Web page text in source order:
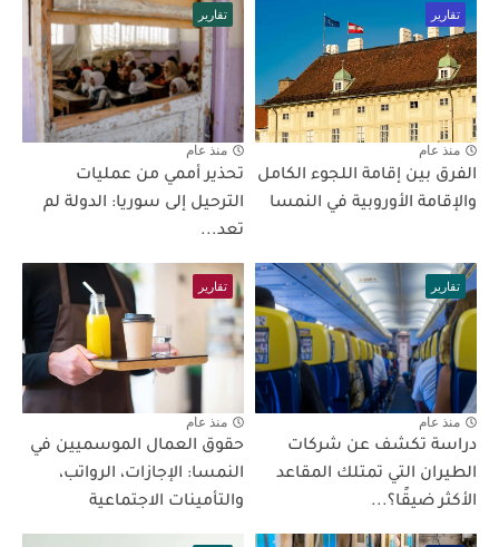
تقارير
منذ عام
الفرق بين إقامة اللجوء الكامل
والإقامة الأوروبية في النمسا
تقارير
منذ عام
تحذير أممي من عمليات
الترحيل إلى سوريا: الدولة لم
تعد...
تقارير
منذ عام
دراسة تكشف عن شركات
الطيران التي تمتلك المقاعد
الأكثر ضيقًا؟...
تقارير
منذ عام
حقوق العمال الموسميين في
النمسا: الإجازات، الرواتب،
والتأمينات الاجتماعية